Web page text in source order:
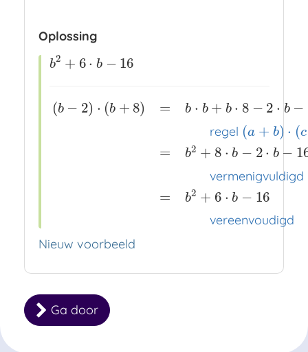
Oplossing
b2 + 6 ⋅ b − 16
b2 +6 ⋅b − 16
(b − 2) ⋅ (b + 8) =
=
=
b ⋅ b + b ⋅ 8 − 2 ⋅ b −
regel (a + b) ⋅ (c
b2 + 8 ⋅ b − 2 ⋅ b −
vermenigvuldigd
b2 + 6 ⋅ b − 16
vereenvoudigd
Nieuw voorbeeld
Ga door